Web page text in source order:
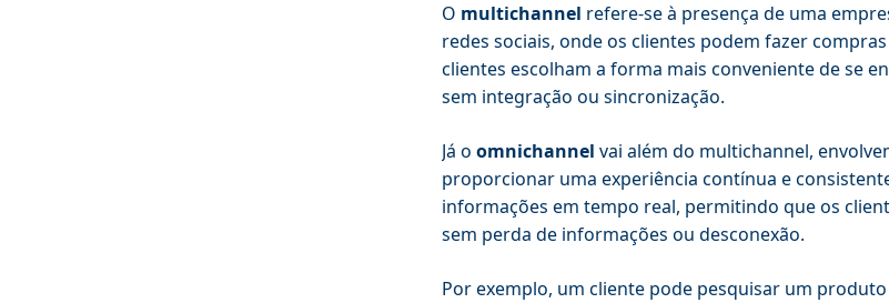
O multichannel refere-se à presença de uma
redes sociais, onde os clientes podem fazer
clientes escolham a forma mais conveniente de se
sem integração ou sincronização.
Já o omnichannel vai além do multichannel,
proporcionar uma experiência contínua e
informações em tempo real, permitindo que os
sem perda de informações ou desconexão.
Por exemplo, um cliente pode pesquisar um